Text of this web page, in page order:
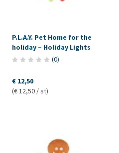
P.L.A.Y. Pet Home for the
holiday – Holiday Lights
(0)
€ 12,50
(€ 12,50 / st)